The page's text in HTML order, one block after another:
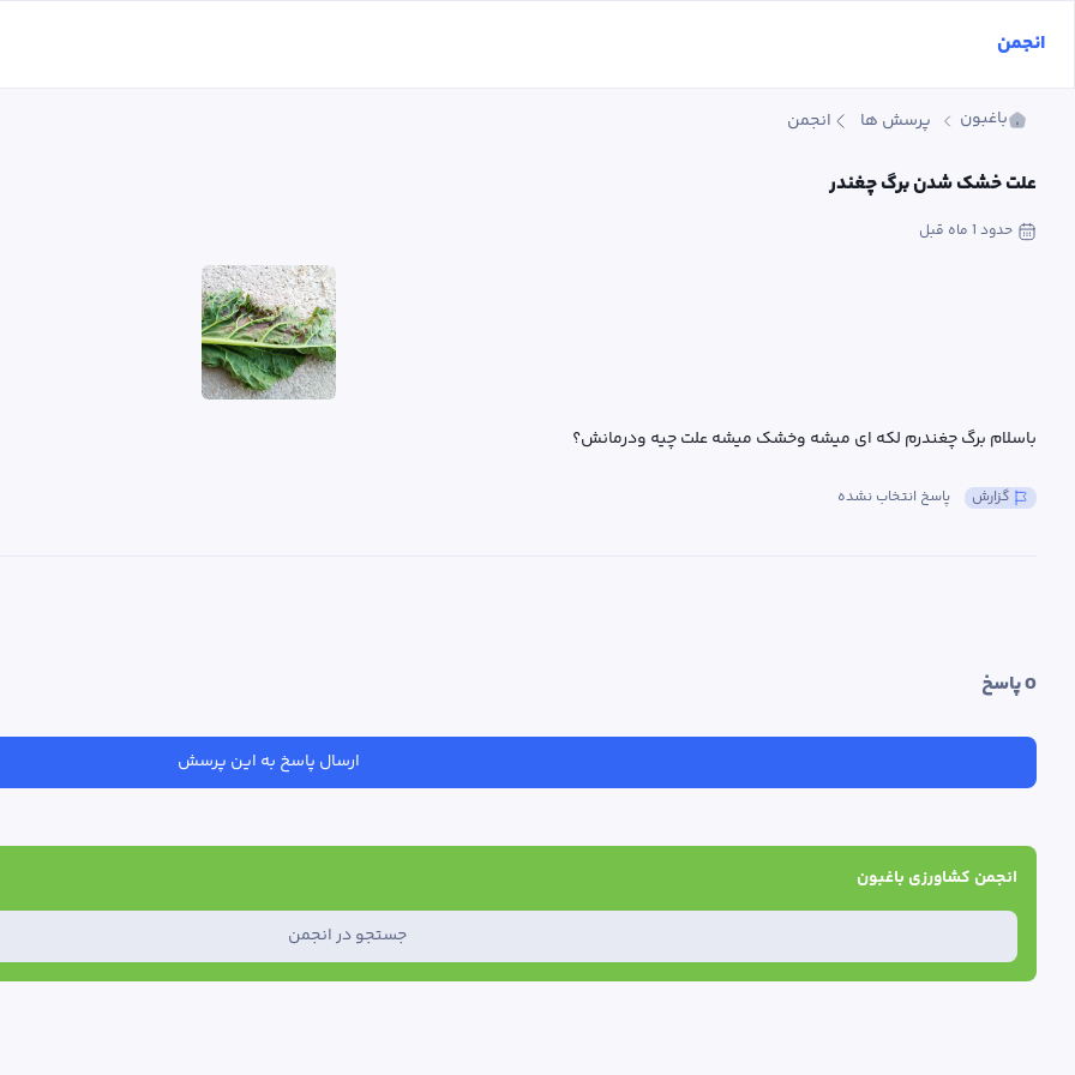
باغبون پرسش ها انجمن
علت خشک شدن برگ چغندر
حدود 1 ماه قبل
باسلام برگ چغندرم لکه ای میشه وخشک میشه علت چیه ودرمانش؟
پاسخ انتخاب نشده گزارش
0 پاسخ
ارسال پاسخ به این پرسش
انجمن کشاورزی باغبون
جستجو در انجمن
انجمن